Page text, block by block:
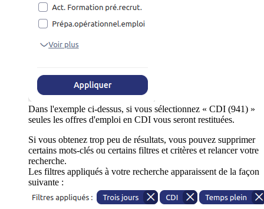
Dans l'exemple ci-dessus, si vous sélectionnez « CDI (941) »
seules les offres d'emploi en CDI vous seront restituées.
Si vous obtenez trop peu de résultats, vous pouvez supprimer
certains mots-clés ou certains filtres et critères et relancer votre
recherche.
Les filtres appliqués à votre recherche apparaissent de la façon
suivante :